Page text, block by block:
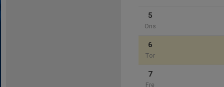
5
Ons
6
Tor
7
Fre